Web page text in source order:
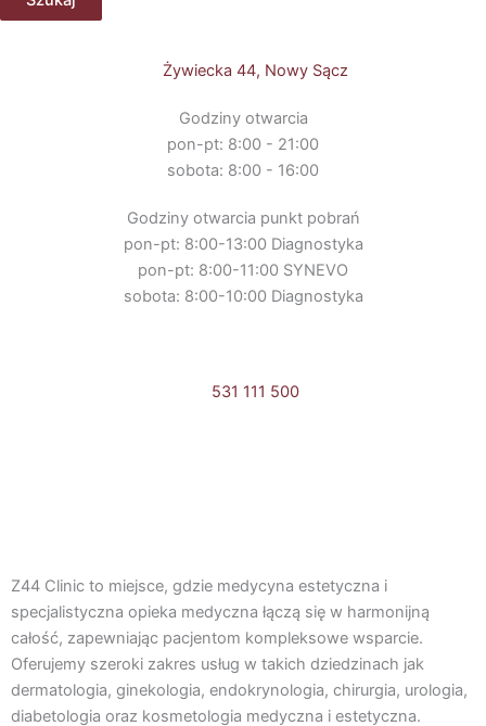
Żywiecka 44, Nowy Sącz
Godziny otwarcia
pon-pt: 8:00 - 21:00
sobota: 8:00 - 16:00
Godziny otwarcia punkt pobrań
pon-pt: 8:00-13:00 Diagnostyka
pon-pt: 8:00-11:00 SYNEVO
sobota: 8:00-10:00 Diagnostyka
531 111 500
a
c
e
n
s
t
Z44 Clinic to miejsce, gdzie medycyna estetyczna i
specjalistyczna opieka medyczna łączą się w harmonijną
całość, zapewniając pacjentom kompleksowe wsparcie.
Oferujemy szeroki zakres usług w takich dziedzinach jak
dermatologia, ginekologia, endokrynologia, chirurgia, urologia,
diabetologia oraz kosmetologia medyczna i estetyczna.